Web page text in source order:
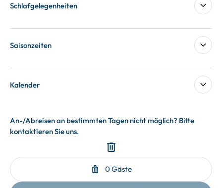
Schlafgelegenheiten
Saisonzeiten
Kalender